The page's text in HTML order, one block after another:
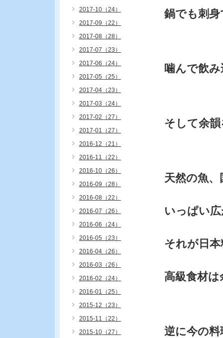
鍋でも刺
噛んで飲
そして余
天然の魚
いっぱい
それが日
高級食材
逆に今の
2017-10（24）
2017-09（22）
2017-08（28）
2017-07（23）
2017-06（24）
2017-05（25）
2017-04（23）
2017-03（24）
2017-02（27）
2017-01（27）
2016-12（21）
2016-11（22）
2016-10（26）
2016-09（28）
2016-08（22）
2016-07（26）
2016-06（24）
2016-05（23）
2016-04（26）
2016-03（26）
2016-02（24）
2016-01（25）
2015-12（23）
2015-11（22）
2015-10（27）